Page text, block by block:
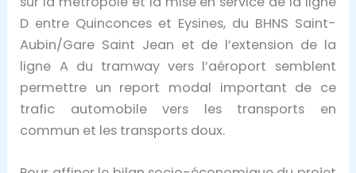
D entre Quinconces et Eysines, du BHNS Saint-
Aubin/Gare Saint Jean et de l’extension de la
ligne A du tramway vers l’aéroport semblent
permettre un report modal important de ce
trafic automobile vers les transports en
commun et les transports doux.